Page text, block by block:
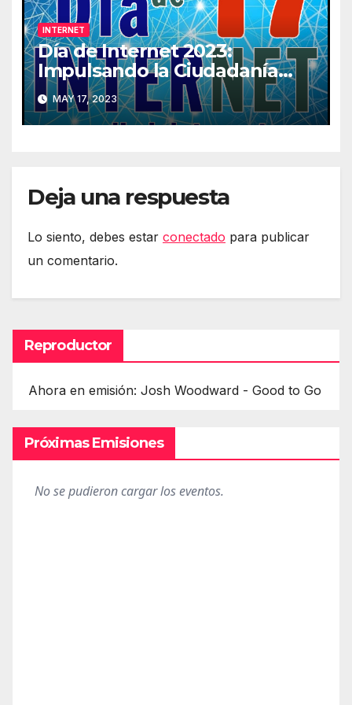
INTERNET
Día de Internet 2023:
Impulsando la Ciudadanía
Digital
MAY 17, 2023
Deja una respuesta
Lo siento, debes estar conectado para publicar
un comentario.
Reproductor
Ahora en emisión: Josh Woodward - Good to Go
Próximas Emisiones